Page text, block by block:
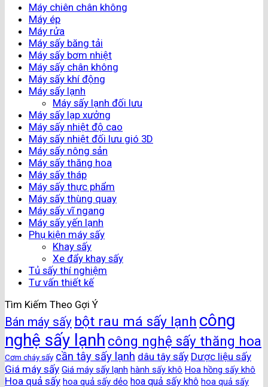
Máy chiên chân không
Máy ép
Máy rửa
Máy sấy băng tải
Máy sấy bơm nhiệt
Máy sấy chân không
Máy sấy khí động
Máy sấy lạnh
Máy sấy lạnh đối lưu
Máy sấy lạp xưởng
Máy sấy nhiệt độ cao
Máy sấy nhiệt đối lưu gió 3D
Máy sấy nông sản
Máy sấy thăng hoa
Máy sấy tháp
Máy sấy thực phẩm
Máy sấy thùng quay
Máy sấy vĩ ngang
Máy sấy yến lạnh
Phụ kiện máy sấy
Khay sấy
Xe đẩy khay sấy
Tủ sấy thí nghiệm
Tư vấn thiết kế
Tìm Kiếm Theo Gợi Ý
Bán máy sấy bột rau má sấy lạnh công
nghệ sấy lạnh công nghệ sấy thăng hoa
Cơm cháy sấy cần tây sấy lạnh dâu tây sấy Dược liệu sấy
Giá máy sấy Giá máy sấy lạnh hành sấy khô Hoa hồng sấy khô
Hoa quả sấy hoa quả sấy dẻo hoa quả sấy khô hoa quả sấy